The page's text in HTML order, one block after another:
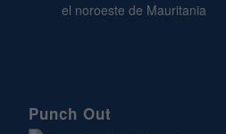
el noroeste de Mauritania
Punch Out